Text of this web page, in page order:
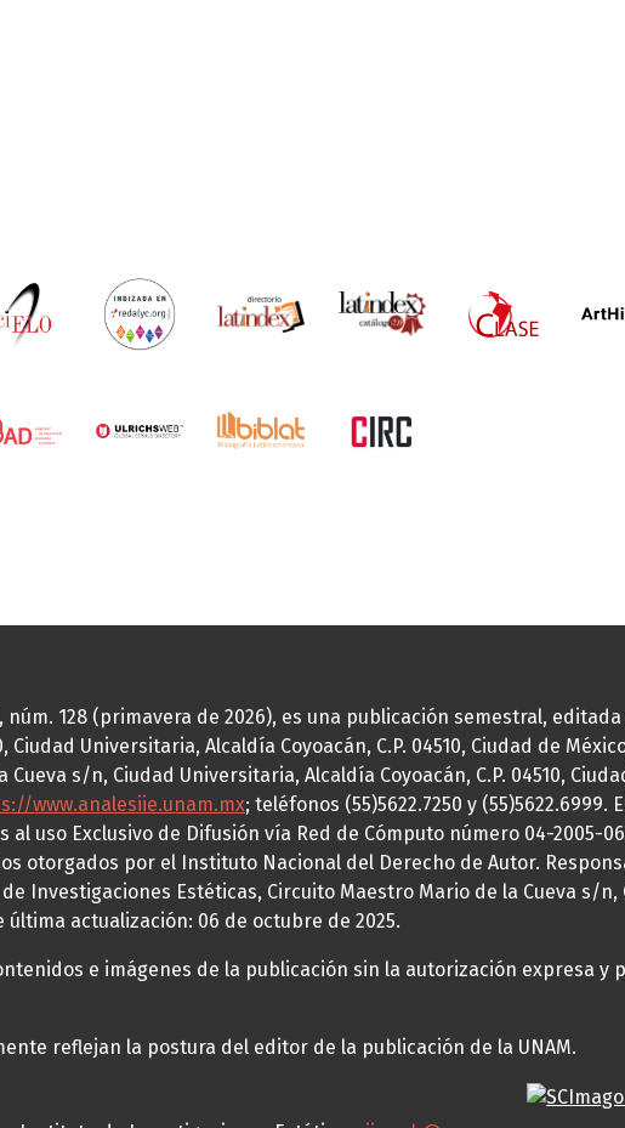
núm. 128 (primavera de 2026), es una publicación semestral,
Universitaria, Alcaldía Coyoacán, C.P. 04510, Ciudad de
s/n, Ciudad Universitaria, Alcaldía Coyoacán, C.P. 04510,
www.analesiie.unam.mx; teléfonos (55)5622.7250 y (55)5622.6999.
uso Exclusivo de Difusión vía Red de Cómputo número 04-2005-
otorgados por el Instituto Nacional del Derecho de Autor.
Investigaciones Estéticas, Circuito Maestro Mario de la Cueva s/n,
última actualización: 06 de octubre de 2025.
e imágenes de la publicación sin la autorización expresa y
reflejan la postura del editor de la publicación de la UNAM.